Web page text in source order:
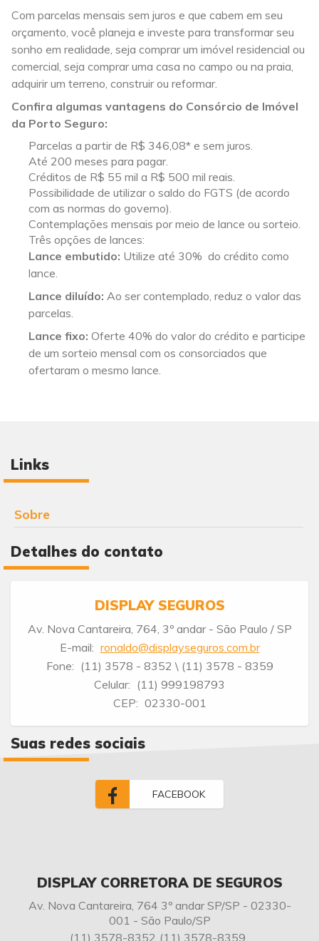
Com parcelas mensais sem juros e que cabem em seu
orçamento, você planeja e investe para transformar seu
sonho em realidade, seja comprar um imóvel residencial ou
comercial, seja comprar uma casa no campo ou na praia,
adquirir um terreno, construir ou reformar.
Confira algumas vantagens do Consórcio de Imóvel
da Porto Seguro:
Parcelas a partir de R$ 346,08* e sem juros.
Até 200 meses para pagar.
Créditos de R$ 55 mil a R$ 500 mil reais.
Possibilidade de utilizar o saldo do FGTS (de acordo
com as normas do governo).
Contemplações mensais por meio de lance ou sorteio.
Três opções de lances:
Lance embutido: Utilize até 30% do crédito como
lance.
Lance diluído: Ao ser contemplado, reduz o valor das
parcelas.
Lance fixo: Oferte 40% do valor do crédito e participe
de um sorteio mensal com os consorciados que
ofertaram o mesmo lance.
Links
Sobre
Detalhes do contato
DISPLAY SEGUROS
Av. Nova Cantareira, 764, 3º andar - São Paulo / SP
E-mail: ronaldo@displayseguros.com.br
Fone: (11) 3578 - 8352 \ (11) 3578 - 8359
Celular: (11) 999198793
CEP: 02330-001
Suas redes sociais
FACEBOOK
DISPLAY CORRETORA DE SEGUROS
Av. Nova Cantareira, 764 3º andar SP/SP - 02330-
001 - São Paulo/SP
(11) 3578-8352 (11) 3578-8359